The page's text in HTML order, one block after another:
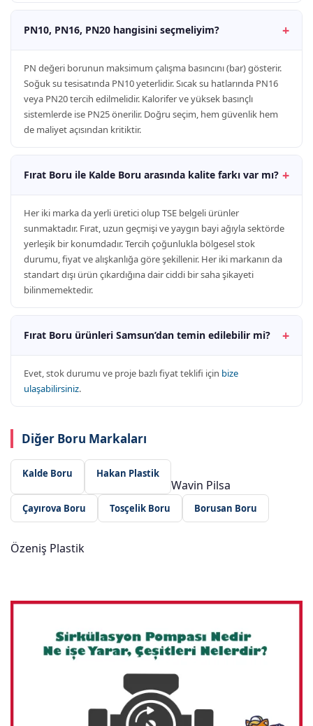
PN10, PN16, PN20 hangisini seçmeliyim?
PN değeri borunun maksimum çalışma basıncını (bar) gösterir.
Soğuk su tesisatında PN10 yeterlidir. Sıcak su hatlarında PN16
veya PN20 tercih edilmelidir. Kalorifer ve yüksek basınçlı
sistemlerde ise PN25 önerilir. Doğru seçim, hem güvenlik hem
de maliyet açısından kritiktir.
Fırat Boru ile Kalde Boru arasında kalite farkı var mı?
Her iki marka da yerli üretici olup TSE belgeli ürünler
sunmaktadır. Fırat, uzun geçmişi ve yaygın bayi ağıyla sektörde
yerleşik bir konumdadır. Tercih çoğunlukla bölgesel stok
durumu, fiyat ve alışkanlığa göre şekillenir. Her iki markanın da
standart dışı ürün çıkardığına dair ciddi bir saha şikayeti
bilinmemektedir.
Fırat Boru ürünleri Samsun’dan temin edilebilir mi?
Evet, stok durumu ve proje bazlı fiyat teklifi için bize
ulaşabilirsiniz.
Diğer Boru Markaları
Kalde Boru Hakan Plastik
Wavin Pilsa
Çayırova Boru Tosçelik Boru Borusan Boru
Özeniş Plastik